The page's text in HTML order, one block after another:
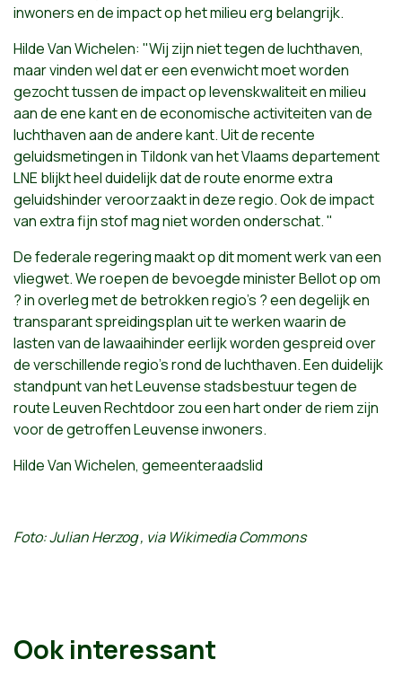
inwoners en de impact op het milieu erg belangrijk.
Hilde Van Wichelen: "Wij zijn niet tegen de luchthaven,
maar vinden wel dat er een evenwicht moet worden
gezocht tussen de impact op levenskwaliteit en milieu
aan de ene kant en de economische activiteiten van de
luchthaven aan de andere kant. Uit de recente
geluidsmetingen in Tildonk van het Vlaams departement
LNE blijkt heel duidelijk dat de route enorme extra
geluidshinder veroorzaakt in deze regio. Ook de impact
van extra fijn stof mag niet worden onderschat. "
De federale regering maakt op dit moment werk van een
vliegwet. We roepen de bevoegde minister Bellot op om
? in overleg met de betrokken regio's ? een degelijk en
transparant spreidingsplan uit te werken waarin de
lasten van de lawaaihinder eerlijk worden gespreid over
de verschillende regio's rond de luchthaven. Een duidelijk
standpunt van het Leuvense stadsbestuur tegen de
route Leuven Rechtdoor zou een hart onder de riem zijn
voor de getroffen Leuvense inwoners.
Hilde Van Wichelen, gemeenteraadslid
Foto: Julian Herzog , via Wikimedia Commons
Ook interessant